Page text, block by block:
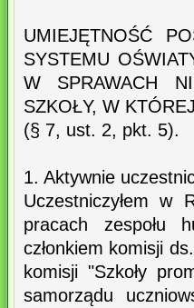
UMIEJĘTNOŚĆ
SYSTEMU
W SPRAWACH
SZKOŁY, W
(§ 7, ust. 2, pkt. 5).
1. Aktywnie
Uczestniczyłem w
pracach zespołu
członkiem komisji
komisji "Szkoły
samorządu